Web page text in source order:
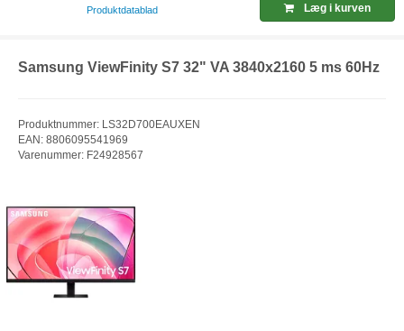
Produktdatablad Læg i kurven
Samsung ViewFinity S7 32" VA 3840x2160 5 ms 60Hz
Produktnummer: LS32D700EAUXEN
EAN: 8806095541969
Varenummer: F24928567